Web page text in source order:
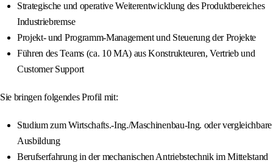
Strategische und operative Weiterentwicklung des Produktbereiches
Industriebremse
Projekt- und Programm-Management und Steuerung der Projekte
Führen des Teams (ca. 10 MA) aus Konstrukteuren, Vertrieb und
Customer Support
Sie bringen folgendes Profil mit:
Studium zum Wirtschafts.-Ing./Maschinenbau-Ing. oder vergleichbare
Ausbildung
Berufserfahrung in der mechanischen Antriebstechnik im Mittelstand